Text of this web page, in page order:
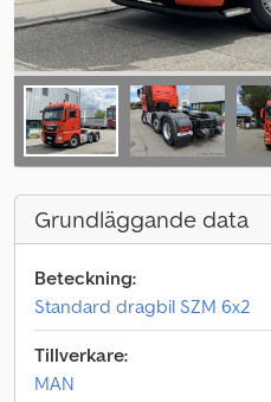
Grundläggande data
Beteckning:
Standard dragbil SZM 6x2
Tillverkare:
MAN